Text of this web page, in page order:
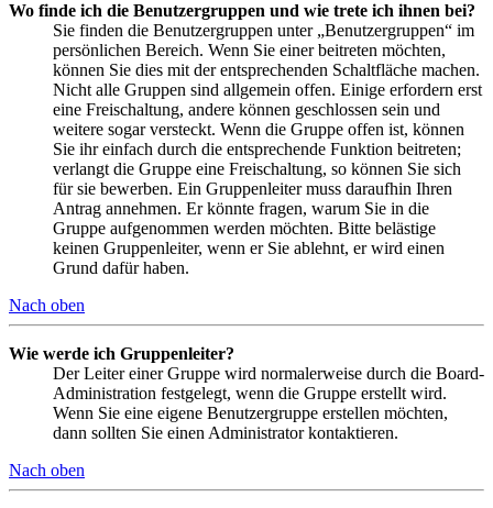
Wo finde ich die Benutzergruppen und wie trete ich ihnen bei?
Sie finden die Benutzergruppen unter „Benutzergruppen“ im
persönlichen Bereich. Wenn Sie einer beitreten möchten,
können Sie dies mit der entsprechenden Schaltfläche machen.
Nicht alle Gruppen sind allgemein offen. Einige erfordern erst
eine Freischaltung, andere können geschlossen sein und
weitere sogar versteckt. Wenn die Gruppe offen ist, können
Sie ihr einfach durch die entsprechende Funktion beitreten;
verlangt die Gruppe eine Freischaltung, so können Sie sich
für sie bewerben. Ein Gruppenleiter muss daraufhin Ihren
Antrag annehmen. Er könnte fragen, warum Sie in die
Gruppe aufgenommen werden möchten. Bitte belästige
keinen Gruppenleiter, wenn er Sie ablehnt, er wird einen
Grund dafür haben.
Nach oben
Wie werde ich Gruppenleiter?
Der Leiter einer Gruppe wird normalerweise durch die Board-
Administration festgelegt, wenn die Gruppe erstellt wird.
Wenn Sie eine eigene Benutzergruppe erstellen möchten,
dann sollten Sie einen Administrator kontaktieren.
Nach oben